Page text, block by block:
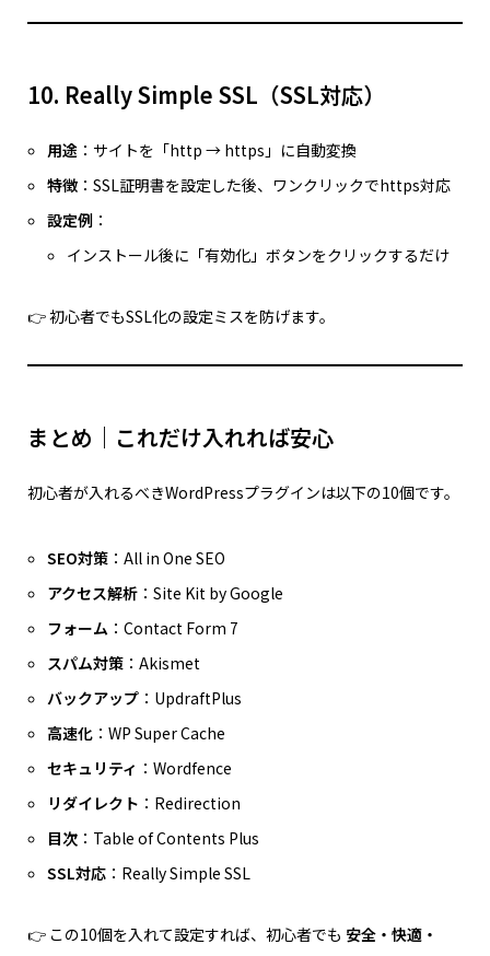
10. Really Simple SSL（SSL対応）
用途 ：サイトを「http → https」に自動変換
特徴 ：SSL証明書を設定した後、ワンクリックでhttps対応
設定例 ：
インストール後に「有効化」ボタンをクリックするだけ
👉 初心者でもSSL化の設定ミスを防げます。
まとめ｜これだけ入れれば安心
初心者が入れるべきWordPressプラグインは以下の10個です。
SEO対策 ：All in One SEO
アクセス解析 ：Site Kit by Google
フォーム ：Contact Form 7
スパム対策 ：Akismet
バックアップ ：UpdraftPlus
高速化 ：WP Super Cache
セキュリティ ：Wordfence
リダイレクト ：Redirection
目次 ：Table of Contents Plus
SSL対応 ：Really Simple SSL
👉 この10個を入れて設定すれば、初心者でも 安全・快適・